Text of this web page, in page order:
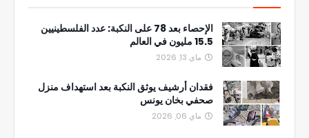
الإحصاء بعد 78 على النكبة: عدد الفلسطينيين
15.5 مليون في العالم
ماي 13, 2026
فقدان أرشيف يوثق النكبة بعد استهداف منزل
صحفي بخان يونس
ماي 06, 2026